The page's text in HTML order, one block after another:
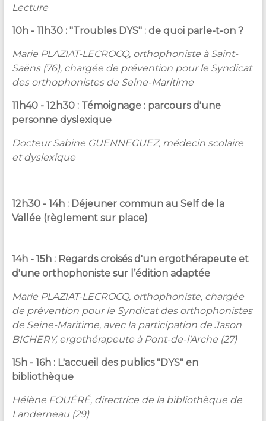
Lecture
10h - 11h30 : "Troubles DYS" : de quoi parle-t-on ?
Marie PLAZIAT-LECROCQ, orthophoniste à Saint-
Saëns (76), chargée de prévention pour le Syndicat
des orthophonistes de Seine-Maritime
11h40 - 12h30 : Témoignage : parcours d'une
personne dyslexique
Docteur Sabine GUENNEGUEZ, médecin scolaire
et dyslexique
12h30 - 14h : Déjeuner commun au Self de la
Vallée (règlement sur place)
14h - 15h : Regards croisés d'un ergothérapeute et
d'une orthophoniste sur l’édition adaptée
Marie PLAZIAT-LECROCQ, orthophoniste, chargée
de prévention pour le Syndicat des orthophonistes
de Seine-Maritime, avec la participation de Jason
BICHERY, ergothérapeute à Pont-de-l'Arche (27)
15h - 16h : L'accueil des publics "DYS" en
bibliothèque
Hélène FOUÉRÉ, directrice de la bibliothèque de
Landerneau (29)